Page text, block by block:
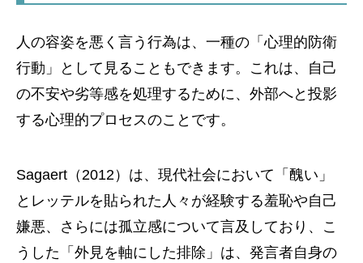
人の容姿を悪く言う行為は、一種の「心理的防衛
行動」として見ることもできます。これは、自己
の不安や劣等感を処理するために、外部へと投影
する心理的プロセスのことです。
Sagaert（2012）は、現代社会において「醜い」
とレッテルを貼られた人々が経験する羞恥や自己
嫌悪、さらには孤立感について言及しており、こ
うした「外見を軸にした排除」は、発言者自身の